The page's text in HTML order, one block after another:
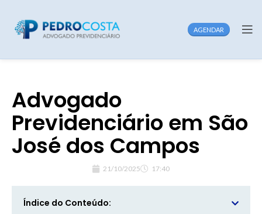
AGENDAR
Advogado
Previdenciário em São
José dos Campos
21/10/2025 17:40
Índice do Conteúdo: